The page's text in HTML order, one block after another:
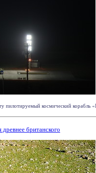
пилотируемый космический корабль
британского